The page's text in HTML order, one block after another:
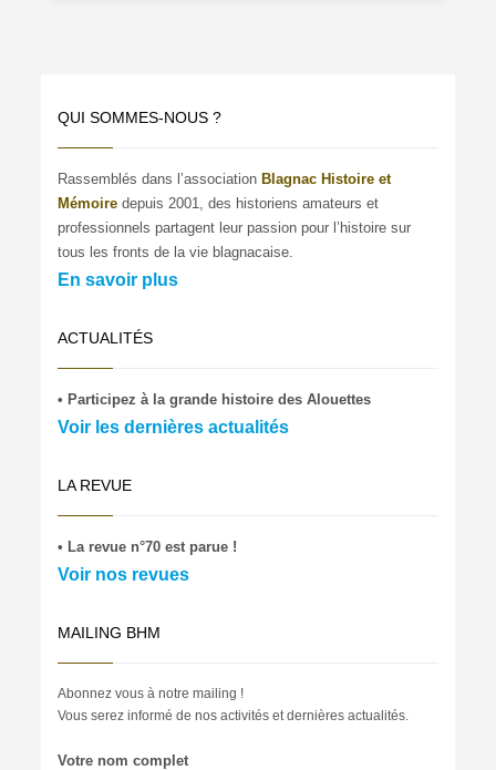
QUI SOMMES-NOUS ?
Rassemblés dans l’associationBlagnac Histoire et
Mémoire depuis 2001, des historiens amateurs et
professionnels partagent leur passion pour l’histoire sur
tous les fronts de la vie blagnacaise.
En savoir plus
ACTUALITÉS
• Participez à la grande histoire des Alouettes
Voir les dernières actualités
LA REVUE
• La revue n°70 est parue !
Voir nos revues
MAILING BHM
Abonnez vous à notre mailing !
Vous serez informé de nos activités et dernières actualités.
Votre nom complet